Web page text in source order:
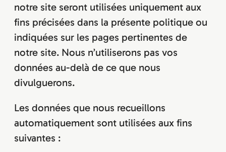
notre site seront utilisées uniquement aux
fins précisées dans la présente politique ou
indiquées sur les pages pertinentes de
notre site. Nous n’utiliserons pas vos
données au-delà de ce que nous
divulguerons.
Les données que nous recueillons
automatiquement sont utilisées aux fins
suivantes :